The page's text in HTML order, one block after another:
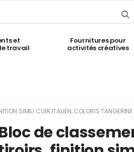
et
travail
Fournitures pour
activités créatives
SIMILI CUIR ITALIEN, COLORIS TANGERINE
de